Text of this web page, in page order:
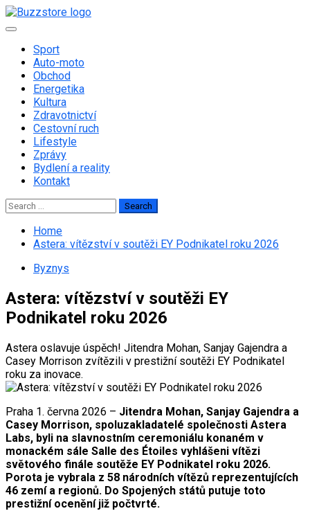
Skip
to
Primary
Sport
Auto-moto
Obchod
Energetika
Kultura
Zdravotnictví
Cestovní ruch
Lifestyle
Zprávy
Bydlení a reality
Kontakt
Search
for:
Home
Astera: vítězství v soutěži EY Podnikatel roku 2026
Byznys
Astera: vítězství v soutěži EY
Podnikatel roku 2026
Astera oslavuje úspěch! Jitendra Mohan, Sanjay Gajendra a
Casey Morrison zvítězili v prestižní soutěži EY Podnikatel
roku za inovace.
Praha 1. června 2026 – Jitendra Mohan, Sanjay Gajendra a
Casey Morrison, spoluzakladatelé společnosti Astera
Labs, byli na slavnostním ceremoniálu konaném v
monackém sále Salle des Étoiles vyhlášeni vítězi
světového finále soutěže EY Podnikatel roku 2026.
Porota je vybrala z 58 národních vítězů reprezentujících
46 zemí a regionů. Do Spojených států putuje toto
prestižní ocenění již počtvrté.